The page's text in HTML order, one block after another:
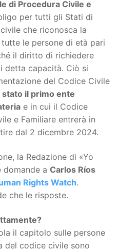
di Procedura Civile e
per tutti gli Stati di
che riconosca la
le persone di età pari
il diritto di richiedere
detta capacità. Ciò si
del Codice Civile
stato il primo ente
e in cui il Codice
e Familiare entrerà in
dal 2 dicembre 2024.
la Redazione di «Yo
domande a Carlos Ríos
Rights Watch.
che le risposte.
il capitolo sulle persone
del codice civile sono